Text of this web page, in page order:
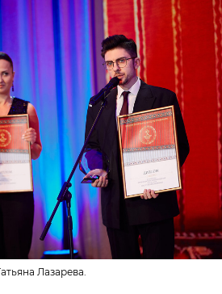
Лазарева.